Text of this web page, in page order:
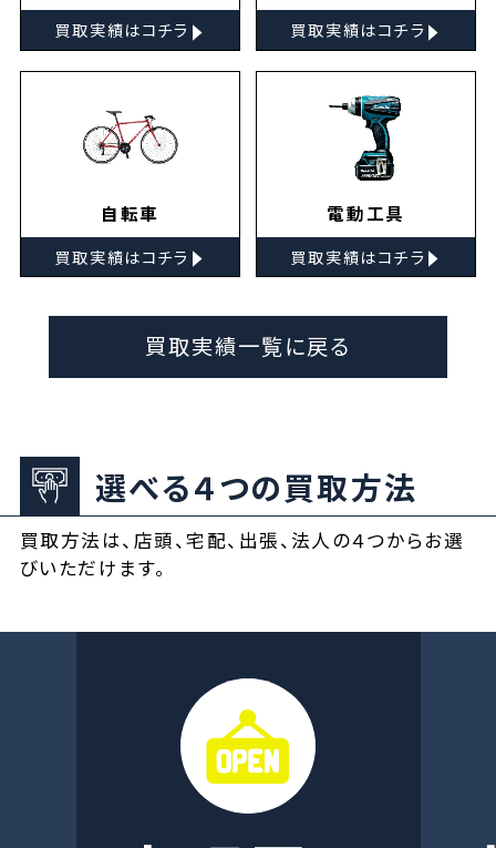
買取実績はコチラ ▸ 買取実績はコチラ ▸
自転車
買取実績はコチラ ▸
電動工具
買取実績はコチラ ▸
買取実績一覧に戻る
選べる４つの買取方法
買取方法は、店頭、宅配、出張、法人の４つからお選
びいただけます。